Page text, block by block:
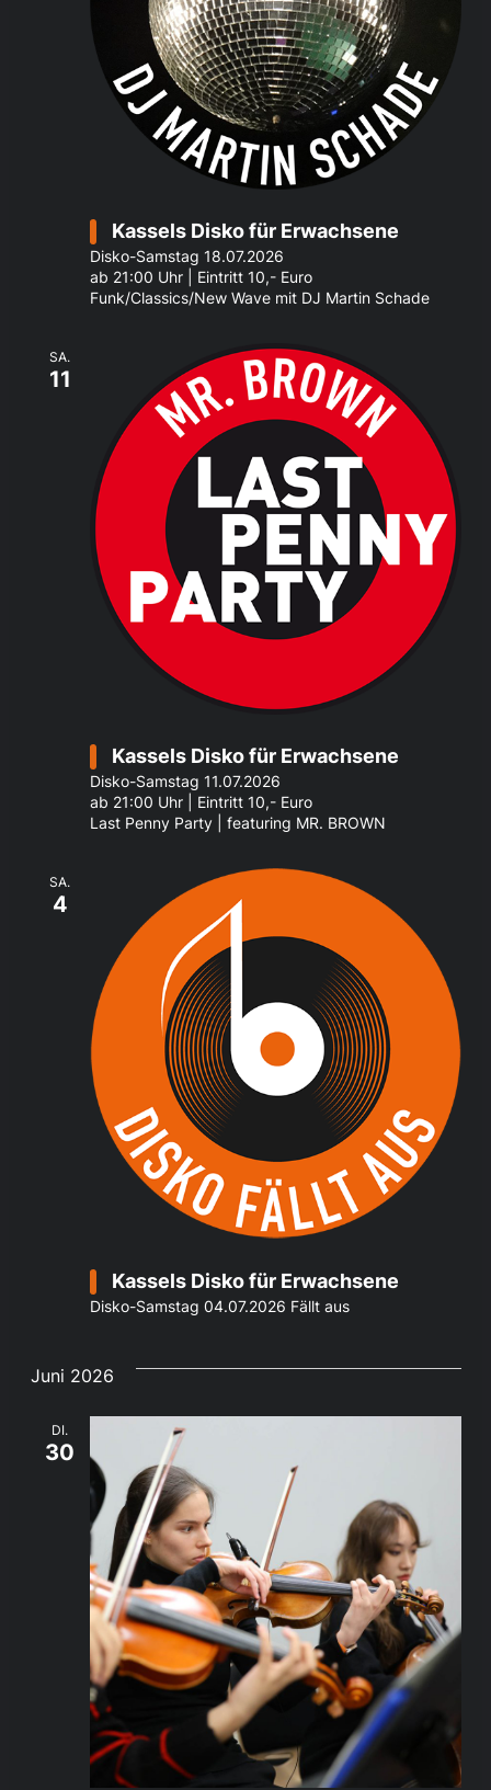
Kassels Disko für Erwachsene
Disko-Samstag 18.07.2026
ab 21:00 Uhr | Eintritt 10,- Euro
Funk/Classics/New Wave mit DJ Martin Schade
SA.
11
Kassels Disko für Erwachsene
Disko-Samstag 11.07.2026
ab 21:00 Uhr | Eintritt 10,- Euro
Last Penny Party | featuring MR. BROWN
SA.
4
Kassels Disko für Erwachsene
Disko-Samstag 04.07.2026 Fällt aus
Juni 2026
DI.
30